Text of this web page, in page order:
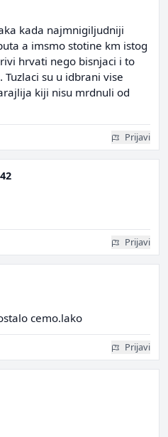
kada najmnigiljudniji
a imsmo stotine km istog
hrvati nego bisnjaci i to
su u idbrani vise
kiji nisu mrdnuli od
Prijavi
Prijavi
cemo.lako
Prijavi